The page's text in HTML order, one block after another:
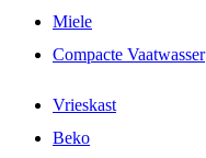
Miele
Compacte Vaatwasser
Vrieskast
Beko